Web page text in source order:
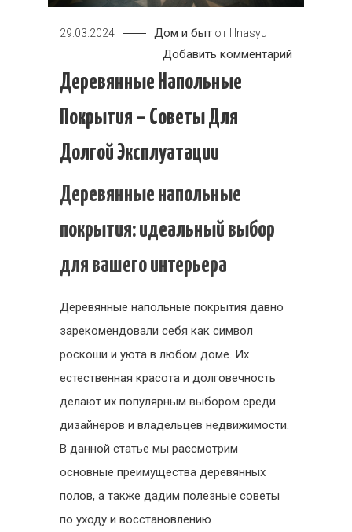
29.03.2024 Дом и бытот lilnasyu
Добавить комментарий
Деревянные Напольные
Покрытия – Советы Для
Долгой Эксплуатации
Деревянные напольные
покрытия: идеальный выбор
для вашего интерьера
Деревянные напольные покрытия давно
зарекомендовали себя как символ
роскоши и уюта в любом доме. Их
естественная красота и долговечность
делают их популярным выбором среди
дизайнеров и владельцев недвижимости.
В данной статье мы рассмотрим
основные преимущества деревянных
полов, а также дадим полезные советы
по уходу и восстановлению